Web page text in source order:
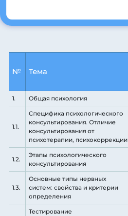
№ Тема
1. Общая психология
1.1.
Специфика психологического
консультирования. Отличие
консультирования от
психотерапии, психокоррекции
1.2.
Этапы психологического
консультирования
1.3.
Основные типы нервных
систем: свойства и критерии
определения
Тестирование